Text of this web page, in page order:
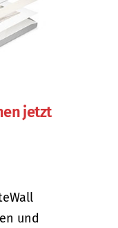
jetzt
und